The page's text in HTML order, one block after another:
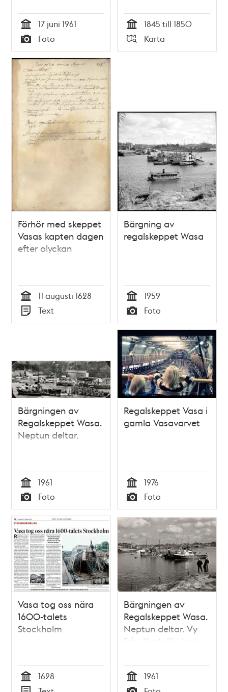
Tid
17 juni 1961
Typ
Foto Tid
1845 till 1850
Typ
Karta
Förhör med skeppet
Vasas kapten dagen
efter olyckan
Tid
11 augusti 1628
Typ
Text
Bärgning av
regalskeppet Wasa
Tid
1959
Typ
Foto
Bärgningen av
Regalskeppet Wasa.
Neptun deltar.
Tid
1961
Typ
Foto
Regalskeppet Vasa i
gamla Vasavarvet
Tid
1976
Typ
Foto
Vasa tog oss nära
1600-talets
Stockholm
Tid
1628
Bärgningen av
Regalskeppet Wasa.
Neptun deltar. Vy
från Kastellholmen.
Tid
1961